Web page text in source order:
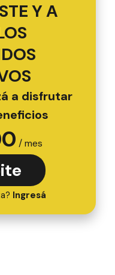
Y A
a disfrutar
/ mes
Ingresá